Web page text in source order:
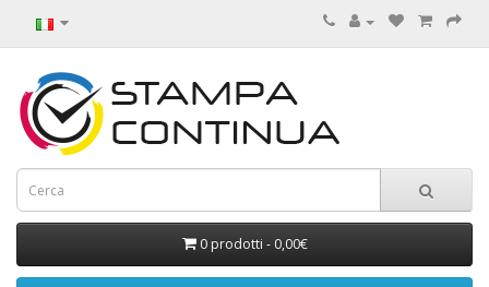
0 prodotti - 0,00€